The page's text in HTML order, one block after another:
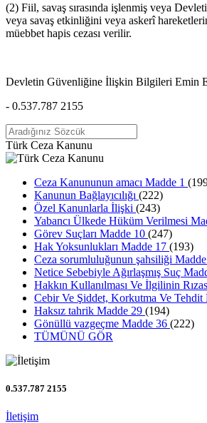
(2) Fiil, savaş sırasında işlenmiş veya
veya savaş etkinliğini veya askerî
müebbet hapis cezası verilir.
Devletin Güvenliğine İlişkin Bilgileri Emin
- 0.537.787 2155
Türk Ceza Kanunu
Ceza Kanununun amacı Madde 1
Kanunun Bağlayıcılığı (222)
Özel Kanunlarla İlişki (243)
Yabancı Ülkede Hüküm Verilmesi
Görev Suçları Madde 10 (247)
Hak Yoksunlukları Madde 17 (193)
Ceza sorumluluğunun şahsiliği
Netice Sebebiyle Ağırlaşmış Suç
Hakkın Kullanılması Ve İlgilinin
Cebir Ve Şiddet, Korkutma Ve Tehdit
Haksız tahrik Madde 29 (194)
Gönüllü vazgeçme Madde 36 (222)
TÜMÜNÜ GÖR
0.537.787 2155
İletişim